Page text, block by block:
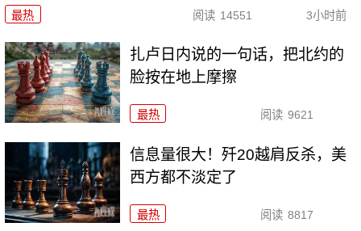
最热 阅读 14551 3小时前
扎卢日内说的一句话，把北约的
脸按在地上摩擦
最热 阅读 9621
信息量很大！歼20越肩反杀，美
西方都不淡定了
最热 阅读 8817